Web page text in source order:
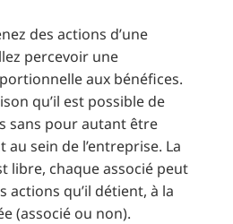
des actions d’une
percevoir une
aux bénéfices.
qu’il est possible de
sans pour autant être
sein de l’entreprise. La
libre, chaque associé peut
actions qu’il détient, à la
(associé ou non).